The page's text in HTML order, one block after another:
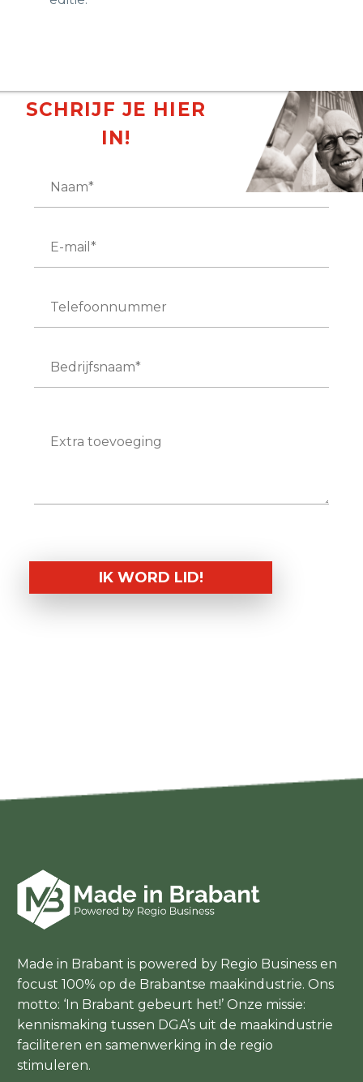
SCHRIJF JE HIER
IN!
Made in Brabant is powered by Regio Business en
focust 100% op de Brabantse maakindustrie. Ons
motto: ‘In Brabant gebeurt het!’ Onze missie:
kennismaking tussen DGA’s uit de maakindustrie
faciliteren en samenwerking in de regio
stimuleren.